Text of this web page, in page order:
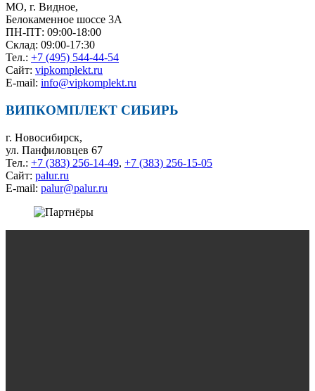
МО, г. Видное,
Белокаменное шоссе 3А
ПН-ПТ: 09:00-18:00
Склад: 09:00-17:30
Тел.: +7 (495) 544-44-54
Сайт: vipkomplekt.ru
E-mail: info@vipkomplekt.ru
ВИПКОМПЛЕКТ СИБИРЬ
г. Новосибирск,
ул. Панфиловцев 67
Тел.: +7 (383) 256-14-49, +7 (383) 256-15-05
Сайт: palur.ru
E-mail: palur@palur.ru